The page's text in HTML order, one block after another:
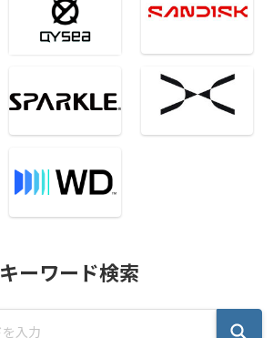
キーワード検索